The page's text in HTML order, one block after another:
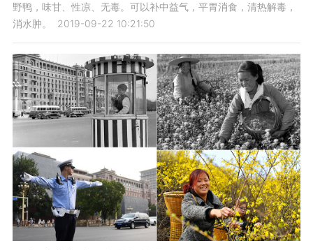
野鸭，味甘、性凉、无毒。可以补中益气，平胃消食，清热解毒，
消水肿。
2019-09-22 10:21:50